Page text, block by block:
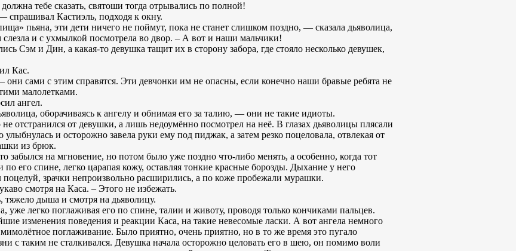
тебе сказать, святоши тогда отрывались по полной!
Кастиэль, подходя к окну.
пьяна, эти дети ничего не поймут, пока не станет слишком поздно, — сказала дьяволица,
слезла и с ухмылкой посмотрела во двор. – А вот и наши мальчики!
Сэм и Дин, а какая-то девушка тащит их в сторону забора, где стояло несколько девушек,
Кас.
сами с этим справятся. Эти девчонки им не опасны, если конечно наши бравые ребята не
малолетками.
ангел.
оборачиваясь к ангелу и обнимая его за талию, — они не такие идиоты.
не отстранился от девушки, а лишь недоумённо посмотрел на неё. В глазах дьяволицы плясали
и осторожно завела руки ему под пиджак, а затем резко поцеловала, отвлекая от
из брюк.
забылся на мгновение, но потом было уже поздно что-либо менять, а особенно, когда тот
по его спине, легко царапая кожу, оставляя тонкие красные борозды. Дыхание у него
поцелуй, зрачки непроизвольно расширились, а по коже пробежали мурашки.
смотря на Каса. – Этого не избежать.
дыша и смотря на дьяволицу.
легко поглаживая его по спине, талии и животу, проводя только кончиками пальцев.
изменения поведения и реакции Каса, на такие невесомые ласки. А вот ангела немного
мимолётное поглаживание. Было приятно, очень приятно, но в то же время это пугало
с таким не сталкивался. Девушка начала осторожно целовать его в шею, он помимо воли